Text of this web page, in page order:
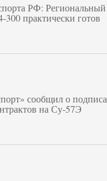
РФ:
300 практически готов
сообщил о
на Су-57Э